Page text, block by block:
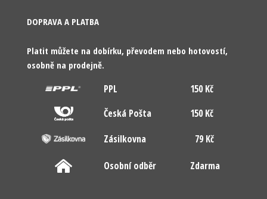
DOPRAVA A PLATBA
Platit můžete na dobírku, převodem nebo hotovostí,
osobně na prodejně.
PPL
150 Kč
Česká Pošta
150 Kč
Zásilkovna
79 Kč
Osobní odběr Zdarma